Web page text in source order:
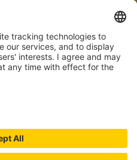
barrierefrei zu gestalten.
derzeit jedoch noch nicht
Barrieren stoßen oder Hilfe
unter service[at]knutzen.de.